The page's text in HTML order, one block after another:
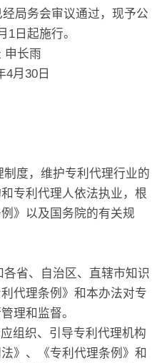
经局务会审议通过，现予公
1日起施行。
申长雨
4月30日
度，维护专利代理行业的
专利代理人依法执业，根
》以及国务院的有关规
省、自治区、直辖市知识
代理条例》和本办法对专
理和监督。
组织、引导专利代理机构
》、《专利代理条例》和